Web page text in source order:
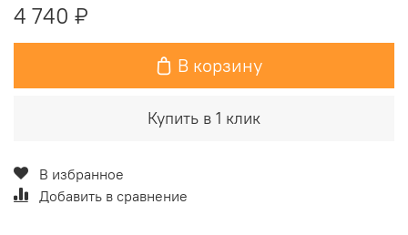
4 740 ₽
В корзину
Купить в 1 клик
В избранное
Добавить в сравнение